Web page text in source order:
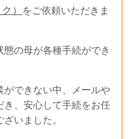
）
をご依頼いただきま
の母が各種手続ができ
ができない中、メールや
き、安心して手続をお任
いました。